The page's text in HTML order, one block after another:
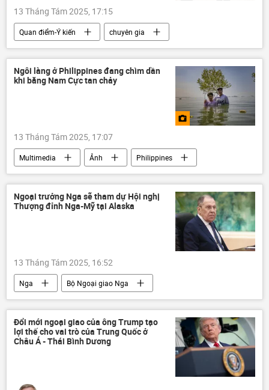
13 Tháng Tám 2025, 17:15
Quan điểm-Ý kiến
chuyên gia
Chính trị
Thế giới
Nga
Hoa Kỳ
Ngôi làng ở Philippines đang chìm dần
khi băng Nam Cực tan chảy
13 Tháng Tám 2025, 17:07
Multimedia Ảnh
Philippines
Thế giới
Ngoại trưởng Nga sẽ tham dự Hội nghị
Thượng đỉnh Nga-Mỹ tại Alaska
13 Tháng Tám 2025, 16:52
Nga
Bộ Ngoại giao Nga
Sergey Lavrov
Vladimir Putin
Donald Trump
Hoa Kỳ
Thế giới
Chính trị
Đổi mới ngoại giao của ông Trump tạo
lợi thế cho vai trò của Trung Quốc ở
Châu Á - Thái Bình Dương